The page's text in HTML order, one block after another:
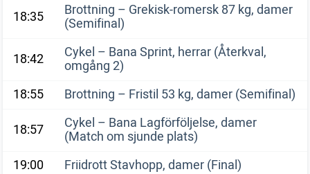
18:35
Brottning – Grekisk-romersk 87 kg, damer
(Semifinal)
18:42
Cykel – Bana Sprint, herrar (Återkval,
omgång 2)
18:55
Brottning – Fristil 53 kg, damer (Semifinal)
18:57
Cykel – Bana Lagförföljelse, damer
(Match om sjunde plats)
19:00
Friidrott Stavhopp, damer (Final)